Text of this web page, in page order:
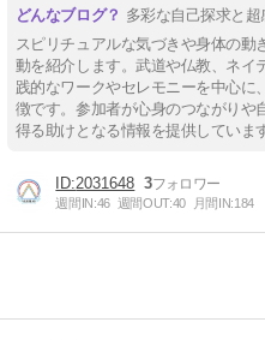
多彩な自己探求と
スピリチュアルな気づきや身体の動
動を紹介します。武道や仏教、ネイ
践的なワークやセレモニーを中心に
徴です。参加者が心身のつながりや
得る助けとなる情報を提供していま
2031648 3
週間IN:46 週間OUT:40 月間IN:184